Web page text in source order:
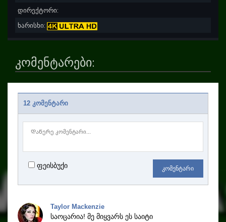
დირექტორი:
ხარისხი:
კომენტარები:
12 კომენტარი
ფეისბუქი კომენტარი
Taylor Mackenzie
საოცარია! მე მიყვარს ეს საიტი